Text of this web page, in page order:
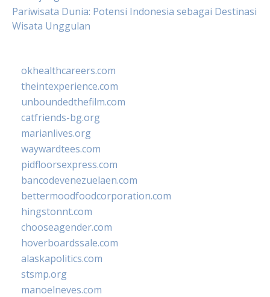
Pariwisata Dunia: Potensi Indonesia sebagai Destinasi
Wisata Unggulan
okhealthcareers.com
theintexperience.com
unboundedthefilm.com
catfriends-bg.org
marianlives.org
waywardtees.com
pidfloorsexpress.com
bancodevenezuelaen.com
bettermoodfoodcorporation.com
hingstonnt.com
chooseagender.com
hoverboardssale.com
alaskapolitics.com
stsmp.org
manoelneves.com